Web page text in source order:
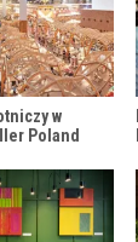
w
Poland